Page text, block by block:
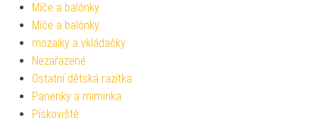
Míče a balónky
Míče a balónky
mozaiky a vkládačky
Nezařazené
Ostatní dětská razítka
Panenky a miminka
Pískoviště